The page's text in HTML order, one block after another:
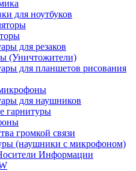
для ноутбуков
для резаков
(Уничтожители)
для планшетов рисования
для наушников
гарнитуры
громкой связи
(наушники с микрофоном)
Информации